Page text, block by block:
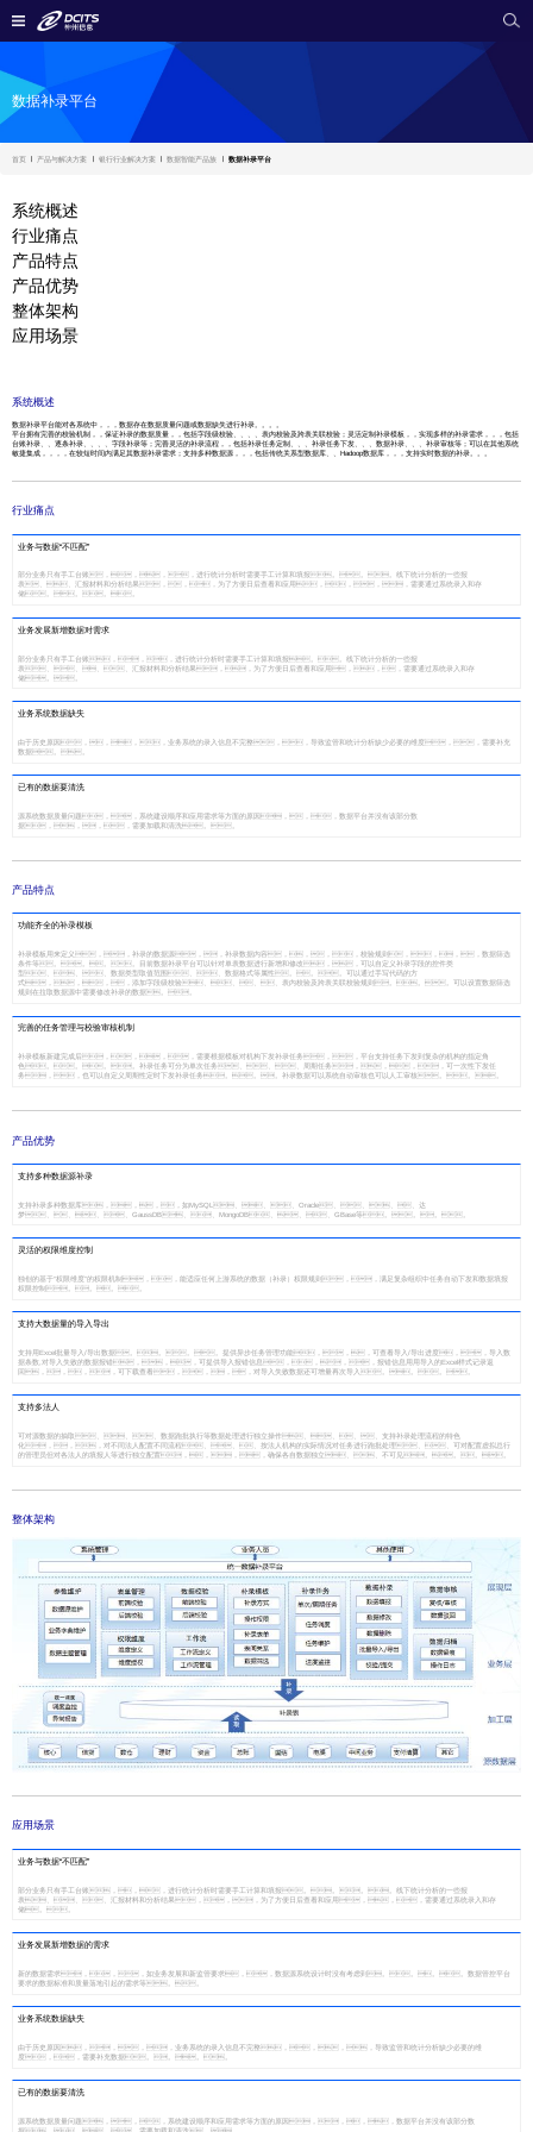
数据补录平台
首页 产品与解决方案 银行行业解决方案 数据智能产品族 数据补录平台
系统概述
行业痛点
产品特点
产品优势
整体架构
应用场景
系统概述
数据补录平台能对各系统中，，，数据存在数据质量问题或数据缺失进行补录。。。。
平台拥有完善的校验机制，，保证补录的数据质量，，包括字段级校验、、、、表内校验及跨表关联校验；灵活定制补录模板，，实现多样的补录需求，，，包括
台账补录、、逐条补录、、、、字段补录等；完善灵活的补录流程，，包括补录任务定制、、、补录任务下发、、、数据补录、、、补录审核等；可以在其他系统
敏捷集成，，，，在较短时间内满足其数据补录需求；支持多种数据源，，，包括传统关系型数据库、、Hadoop数据库，，，支持实时数据的补录。。。
行业痛点
业务与数据“不匹配”
部分业务只有手工台账，，，，进行统计分析时需要手工计算和填报。。。线下统计分析的一些报
表、、汇报材料和分析结果，，，为了方便日后查看和应用，，，，需要通过系统录入和存
储。。。。
业务发展新增数据对需求
部分业务只有手工台账，，，进行统计分析时需要手工计算和填报。。线下统计分析的一些报
表、、、、汇报材料和分析结果，，为了方便日后查看和应用，，，需要通过系统录入和存
储。。
业务系统数据缺失
由于历史原因，，，，业务系统的录入信息不完整，，导致监管和统计分析缺少必要的维度，，需要补充
数据。。
已有的数据要清洗
源系统数据质量问题，，系统建设顺序和应用需求等方面的原因，，，数据平台并没有该部分数
据，，，，需要加载和清洗。。
产品特点
功能齐全的补录模板
补录模板用来定义，，补录的数据源，，补录数据内容，，，，校验规则，，，，数据筛选
条件等。。。。目前数据补录平台可以针对单表数据进行新增和修改，，可以自定义补录字段的控件类
型、、、数据类型取值范围、、数据格式等属性。。。可以通过手写代码的方
式，，，，添加字段级校验、、、、表内校验及跨表关联校验规则。。。可以设置数据筛选
规则在拉取数据源中需要修改补录的数据。。
完善的任务管理与校验审核机制
补录模板新建完成后，，，，需要根据模板对机构下发补录任务，，平台支持任务下发到复杂的机构的指定角
色。。。。补录任务可分为单次任务、、、周期任务，，，，可一次性下发任
务，，也可以自定义周期性定时下发补录任务。。。补录数据可以系统自动审核也可以人工审核。。。
产品优势
支持多种数据源补录
支持补录多种数据库，，，，如MySQL、、、Oracle、、、、达
梦、、、、GaussDB、、MongoDB、、、GBase等。。。。
灵活的权限维度控制
独创的基于“权限维度”的权限机制，，能适应任何上游系统的数据（补录）权限规则，，满足复杂组织中任务自动下发和数据填报
权限控制。。。。
支持大数据量的导入导出
支持用Excel批量导入/导出数据。。。。提供异步任务管理功能，，，可查看导入/导出进度，，导入数
据条数,对导入失败的数据报错，，，可提供导入报错信息，，，，报错信息用用导入的Excel样式记录返
回，，，，可下载查看，，，，对导入失败数据还可增量再次导入。。。。
支持多法人
可对源数据的抽取、、、数据跑批执行等数据处理进行独立操作、、、、支持补录处理流程的特色
化，，，对不同法人配置不同流程、、、按法人机构的实际情况对任务进行跑批处理、、可对配置虚拟总行
的管理员但对各法人的填报人等进行独立配置，，，，确保各自数据独立、、不可见。。。。
整体架构
应用场景
业务与数据“不匹配”
部分业务只有手工台账，，，进行统计分析时需要手工计算和填报。。。。线下统计分析的一些报
表、、、汇报材料和分析结果，，，为了方便日后查看和应用，，，需要通过系统录入和存
储。。
业务发展新增数据的需求
新的数据需求，，，如业务发展和新监管要求，，数据源系统设计时没有考虑到。。。。数据管控平台
要求的数据标准和质量落地引起的需求等。。
业务系统数据缺失
由于历史原因，，，，业务系统的录入信息不完整，，，，导致监管和统计分析缺少必要的维
度，，需要补充数据。。。。
已有的数据要清洗
源系统数据质量问题，，，系统建设顺序和应用需求等方面的原因，，，，数据平台并没有该部分数